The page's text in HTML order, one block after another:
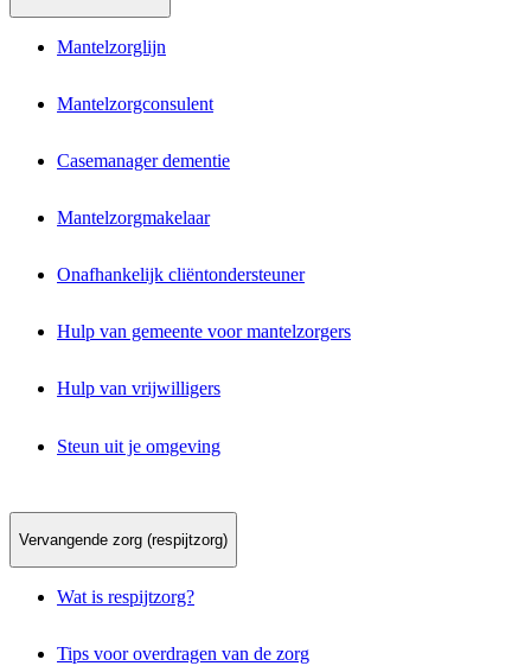
Mantelzorglijn
Mantelzorgconsulent
Casemanager dementie
Mantelzorgmakelaar
Onafhankelijk cliëntondersteuner
Hulp van gemeente voor mantelzorgers
Hulp van vrijwilligers
Steun uit je omgeving
Vervangende zorg (respijtzorg)
Wat is respijtzorg?
Tips voor overdragen van de zorg